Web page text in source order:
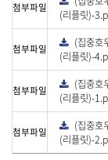
첨부파일
운
로
드
(리플릿)-
첨부파일
다
운
로
드
(집중호
(리플릿)-
첨부파일
다
운
로
드
(집중호
(리플릿)-
첨부파일
다
운
로
드
(집중호
(리플릿)-